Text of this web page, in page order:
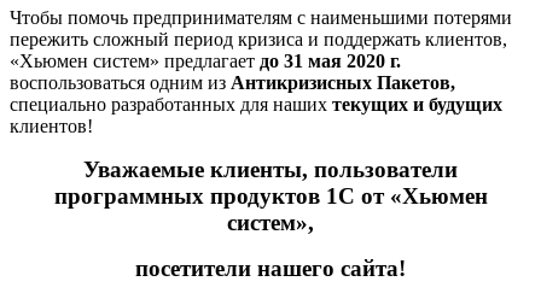
Чтобы помочь предпринимателям с наименьшими потерями
пережить сложный период кризиса и поддержать клиентов,
«Хьюмен систем» предлагает до 31 мая 2020 г.
воспользоваться одним из Антикризисных Пакетов,
специально разработанных для наших текущих и будущих
клиентов!
Уважаемые клиенты, пользователи
программных продуктов 1С от «Хьюмен
систем»,
посетители нашего сайта!